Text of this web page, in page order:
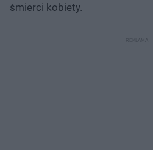
śmierci kobiety.